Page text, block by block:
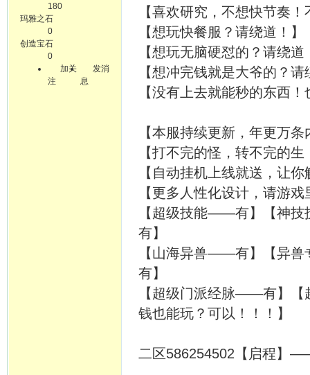
180
玛雅之石
0
创造宝石
0
加关
注
发消
息
【喜欢研究，不想快节奏
【想玩快餐服？请绕道！】
【想玩无脑硬怼的？请绕道
【想冲完钱就是大爷的？
【没有上去就能秒的东西
【本服持续更新，年更万
【打不完的怪，转不完的
【自动挂机上线就送，让
【更多人性化设计，请游
【超级技能——有】【神
有】
【山海异兽——有】【异
有】
【超级门派经脉——有】
钱也能玩？可以！！！】
二区586254502【启程】